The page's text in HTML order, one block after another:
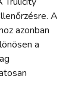
A
azonban
a